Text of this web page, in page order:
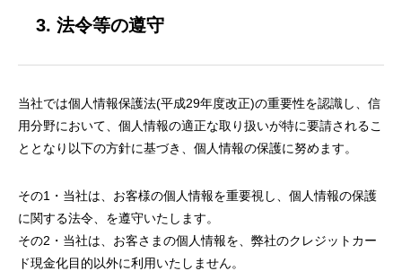
3. 法令等の遵守
当社では個人情報保護法(平成29年度改正)の重要性を認識し、信
用分野において、個人情報の適正な取り扱いが特に要請されるこ
ととなり以下の方針に基づき、個人情報の保護に努めます。
その1・当社は、お客様の個人情報を重要視し、個人情報の保護
に関する法令、を遵守いたします。
その2・当社は、お客さまの個人情報を、弊社のクレジットカー
ド現金化目的以外に利用いたしません。